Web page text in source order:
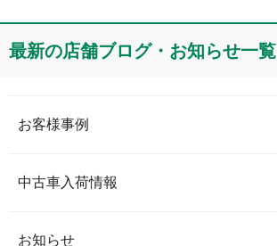
最新の店舗ブログ・お知らせ一覧
お客様事例
中古車入荷情報
お知らせ